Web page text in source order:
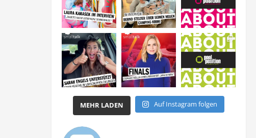
MEHR LADEN Auf Instagram folgen